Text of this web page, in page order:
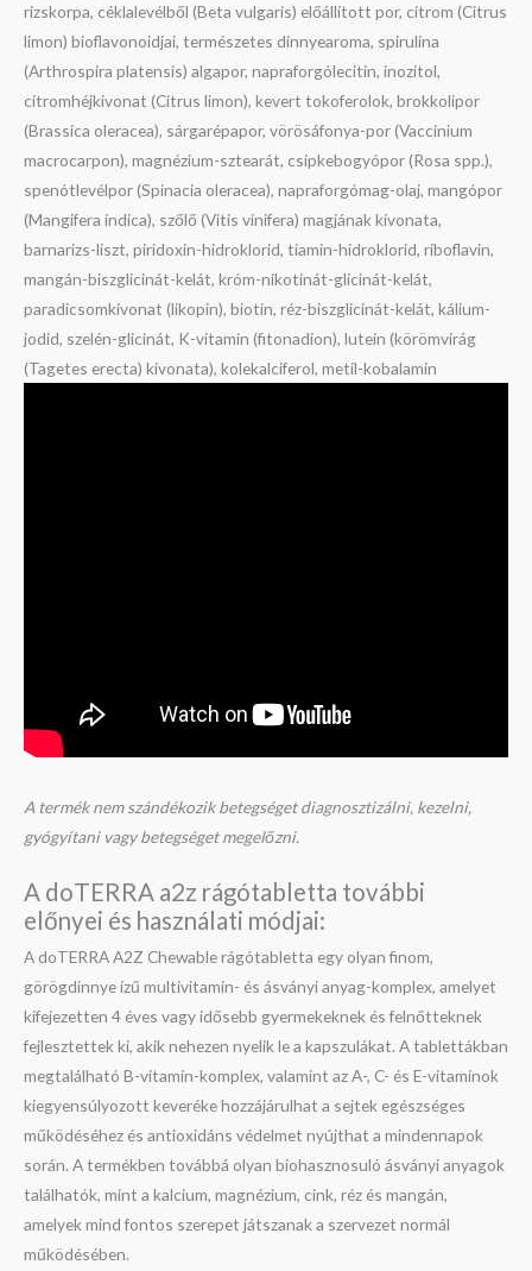
rizskorpa, céklalevélből (Beta vulgaris) előállított por, citrom (Citrus
limon) bioflavonoidjai, természetes dinnyearoma, spirulina
(Arthrospira platensis) algapor, napraforgólecitin, inozitol,
citromhéjkivonat (Citrus limon), kevert tokoferolok, brokkolipor
(Brassica oleracea), sárgarépapor, vörösáfonya-por (Vaccinium
macrocarpon), magnézium-sztearát, csipkebogyópor (Rosa spp.),
spenótlevélpor (Spinacia oleracea), napraforgómag-olaj, mangópor
(Mangifera indica), szőlő (Vitis vinifera) magjának kivonata,
barnarizs-liszt, piridoxin-hidroklorid, tiamin-hidroklorid, riboflavin,
mangán-biszglicinát-kelát, króm-nikotinát-glicinát-kelát,
paradicsomkivonat (likopin), biotin, réz-biszglicinát-kelát, kálium-
jodid, szelén-glicinát, K-vitamin (fitonadion), lutein (körömvirág
(Tagetes erecta) kivonata), kolekalciferol, metil-kobalamin
A termék nem szándékozik betegséget diagnosztizálni, kezelni,
gyógyítani vagy betegséget megelőzni.
A doTERRA a2z rágótabletta további
előnyei és használati módjai:
A doTERRA A2Z Chewable rágótabletta egy olyan finom,
görögdinnye ízű multivitamin- és ásványi anyag-komplex, amelyet
kifejezetten 4 éves vagy idősebb gyermekeknek és felnőtteknek
fejlesztettek ki, akik nehezen nyelik le a kapszulákat. A tablettákban
megtalálható B-vitamin-komplex, valamint az A-, C- és E-vitaminok
kiegyensúlyozott keveréke hozzájárulhat a sejtek egészséges
működéséhez és antioxidáns védelmet nyújthat a mindennapok
során. A termékben továbbá olyan biohasznosuló ásványi anyagok
találhatók, mint a kalcium, magnézium, cink, réz és mangán,
amelyek mind fontos szerepet játszanak a szervezet normál
működésében.